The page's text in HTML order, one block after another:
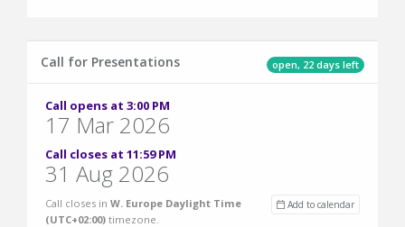
open, 22 days left
Call for Presentations
Call opens at 3:00 PM
17 Mar 2026
Call closes at 11:59 PM
31 Aug 2026
Add to calendar
Call closes in W. Europe Daylight Time
(UTC+02:00) timezone.